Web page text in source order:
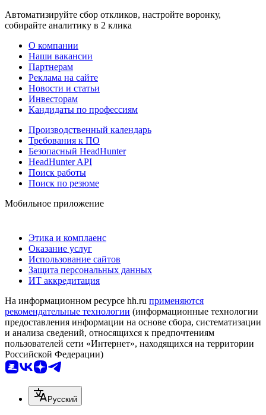
Автоматизируйте сбор откликов, настройте воронку,
собирайте аналитику в 2 клика
О компании
Наши вакансии
Партнерам
Реклама на сайте
Новости и статьи
Инвесторам
Кандидаты по профессиям
Производственный календарь
Требования к ПО
Безопасный HeadHunter
HeadHunter API
Поиск работы
Поиск по резюме
Мобильное приложение
Этика и комплаенс
Оказание услуг
Использование сайтов
Защита персональных данных
ИТ аккредитация
На информационном ресурсе hh.ru применяются
рекомендательные технологии (информационные технологии
предоставления информации на основе сбора, систематизации
и анализа сведений, относящихся к предпочтениям
пользователей сети «Интернет», находящихся на территории
Российской Федерации)
Русский